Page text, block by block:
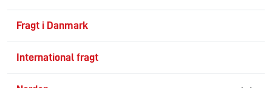
Fragt i Danmark
International fragt